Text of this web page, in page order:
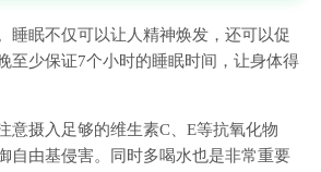
睡眠不仅可以让人精神焕发，还可以促
至少保证7个小时的睡眠时间，让身体得
意摄入足够的维生素C、E等抗氧化物
自由基侵害。同时多喝水也是非常重要